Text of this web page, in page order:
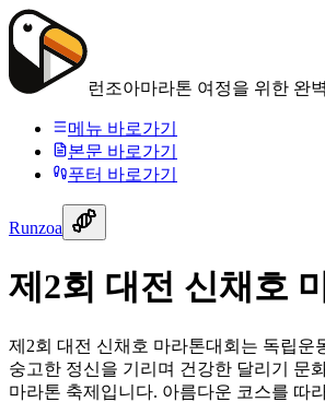
런조아마라톤 여정을 위한 완
메뉴 바로가기
본문 바로가기
푸터 바로가기
Runzoa
제2회 대전 신채호
제2회 대전 신채호 마라톤대회는 독립운
숭고한 정신을 기리며 건강한 달리기 문
마라톤 축제입니다. 아름다운 코스를 따